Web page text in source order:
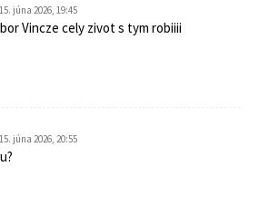
15. júna 2026, 19:45
Vincze cely zivot s tym robiiii
15. júna 2026, 20:55